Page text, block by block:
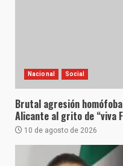
Nacional Social
Brutal agresión
Alicante al grito de “viva
10 de agosto de 2026